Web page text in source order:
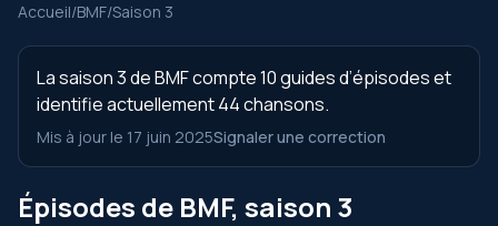
Accueil/BMF/Saison 3
La saison 3 de BMF compte 10 guides d’épisodes et
identifie actuellement 44 chansons.
Mis à jour le 17 juin 2025Signaler une correction
Épisodes de BMF, saison 3